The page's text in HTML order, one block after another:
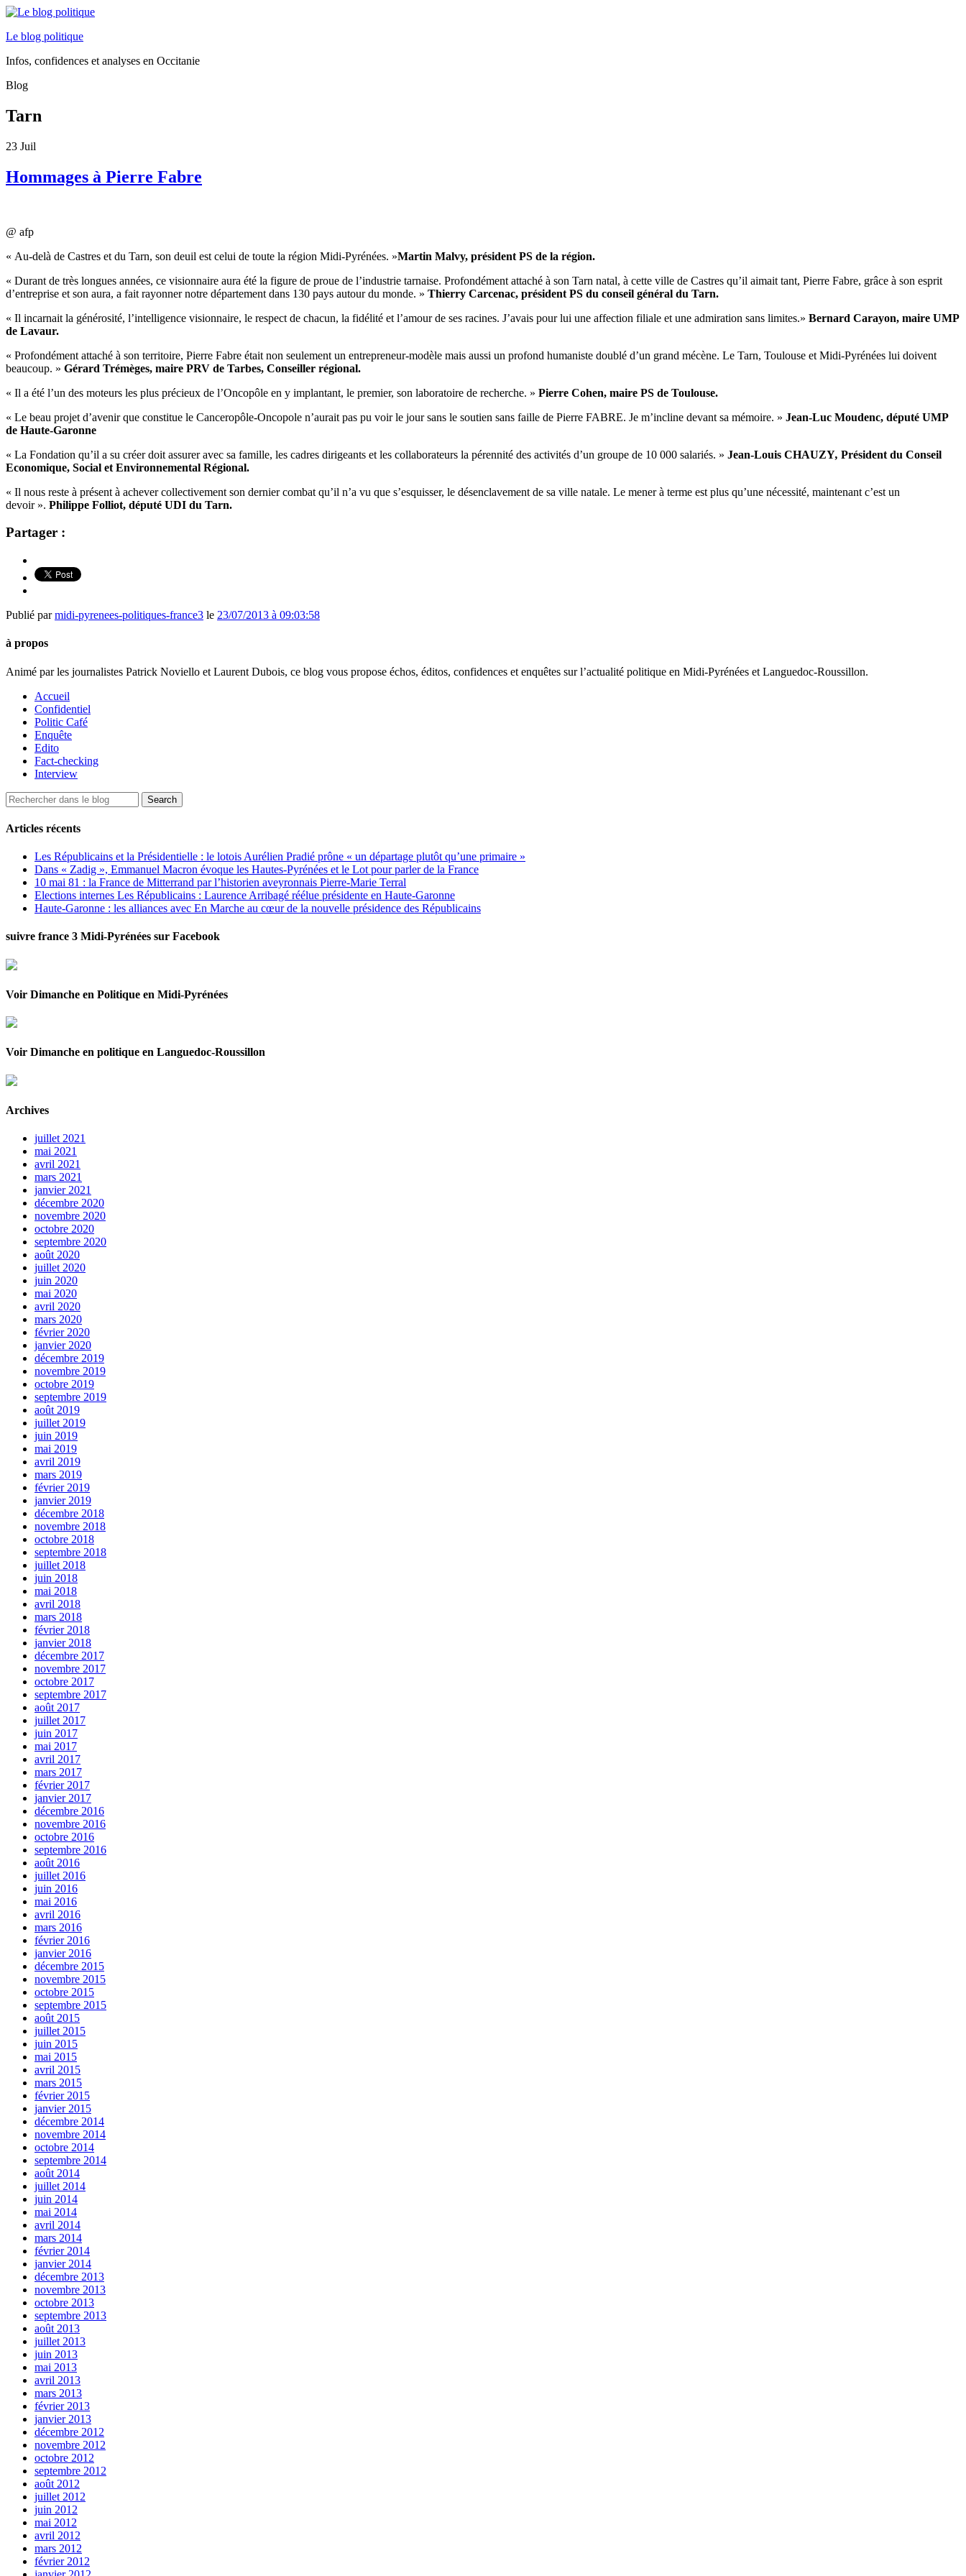
Le blog politique
Infos, confidences et analyses en Occitanie
Blog
Tarn
23 Juil
Hommages à Pierre Fabre
@ afp
« Au-delà de Castres et du Tarn, son deuil est celui de toute la région Midi-Pyrénées. »Martin Malvy, président PS de la région.
« Durant de très longues années, ce visionnaire aura été la figure de proue de l’industrie tarnaise. Profondément attaché à son Tarn natal, à cette ville de Castres qu’il aimait tant, Pierre Fabre, grâce à son esprit
d’entreprise et son aura, a fait rayonner notre département dans 130 pays autour du monde. » Thierry Carcenac, président PS du conseil général du Tarn.
« Il incarnait la générosité, l’intelligence visionnaire, le respect de chacun, la fidélité et l’amour de ses racines. J’avais pour lui une affection filiale et une admiration sans limites.» Bernard Carayon, maire UMP
de Lavaur.
« Profondément attaché à son territoire, Pierre Fabre était non seulement un entrepreneur-modèle mais aussi un profond humaniste doublé d’un grand mécène. Le Tarn, Toulouse et Midi-Pyrénées lui doivent
beaucoup. » Gérard Trémèges, maire PRV de Tarbes, Conseiller régional.
« Il a été l’un des moteurs les plus précieux de l’Oncopôle en y implantant, le premier, son laboratoire de recherche. » Pierre Cohen, maire PS de Toulouse.
« Le beau projet d’avenir que constitue le Canceropôle-Oncopole n’aurait pas pu voir le jour sans le soutien sans faille de Pierre FABRE. Je m’incline devant sa mémoire. » Jean-Luc Moudenc, député UMP
de Haute-Garonne
« La Fondation qu’il a su créer doit assurer avec sa famille, les cadres dirigeants et les collaborateurs la pérennité des activités d’un groupe de 10 000 salariés. » Jean-Louis CHAUZY, Président du Conseil
Economique, Social et Environnemental Régional.
« Il nous reste à présent à achever collectivement son dernier combat qu’il n’a vu que s’esquisser, le désenclavement de sa ville natale. Le mener à terme est plus qu’une nécessité, maintenant c’est un
devoir ». Philippe Folliot, député UDI du Tarn.
Partager :
Publié parmidi-pyrenees-politiques-france3 le 23/07/2013 à 09:03:58
à propos
Animé par les journalistes Patrick Noviello et Laurent Dubois, ce blog vous propose échos, éditos, confidences et enquêtes sur l’actualité politique en Midi-Pyrénées et Languedoc-Roussillon.
Accueil
Confidentiel
Politic Café
Enquête
Edito
Fact-checking
Interview
Articles récents
Les Républicains et la Présidentielle : le lotois Aurélien Pradié prône « un départage plutôt qu’une primaire »
Dans « Zadig », Emmanuel Macron évoque les Hautes-Pyrénées et le Lot pour parler de la France
10 mai 81 : la France de Mitterrand par l’historien aveyronnais Pierre-Marie Terral
Elections internes Les Républicains : Laurence Arribagé réélue présidente en Haute-Garonne
Haute-Garonne : les alliances avec En Marche au cœur de la nouvelle présidence des Républicains
suivre france 3 Midi-Pyrénées sur Facebook
Voir Dimanche en Politique en Midi-Pyrénées
Voir Dimanche en politique en Languedoc-Roussillon
Archives
juillet 2021
mai 2021
avril 2021
mars 2021
janvier 2021
décembre 2020
novembre 2020
octobre 2020
septembre 2020
août 2020
juillet 2020
juin 2020
mai 2020
avril 2020
mars 2020
février 2020
janvier 2020
décembre 2019
novembre 2019
octobre 2019
septembre 2019
août 2019
juillet 2019
juin 2019
mai 2019
avril 2019
mars 2019
février 2019
janvier 2019
décembre 2018
novembre 2018
octobre 2018
septembre 2018
juillet 2018
juin 2018
mai 2018
avril 2018
mars 2018
février 2018
janvier 2018
décembre 2017
novembre 2017
octobre 2017
septembre 2017
août 2017
juillet 2017
juin 2017
mai 2017
avril 2017
mars 2017
février 2017
janvier 2017
décembre 2016
novembre 2016
octobre 2016
septembre 2016
août 2016
juillet 2016
juin 2016
mai 2016
avril 2016
mars 2016
février 2016
janvier 2016
décembre 2015
novembre 2015
octobre 2015
septembre 2015
août 2015
juillet 2015
juin 2015
mai 2015
avril 2015
mars 2015
février 2015
janvier 2015
décembre 2014
novembre 2014
octobre 2014
septembre 2014
août 2014
juillet 2014
juin 2014
mai 2014
avril 2014
mars 2014
février 2014
janvier 2014
décembre 2013
novembre 2013
octobre 2013
septembre 2013
août 2013
juillet 2013
juin 2013
mai 2013
avril 2013
mars 2013
février 2013
janvier 2013
décembre 2012
novembre 2012
octobre 2012
septembre 2012
août 2012
juillet 2012
juin 2012
mai 2012
avril 2012
mars 2012
février 2012